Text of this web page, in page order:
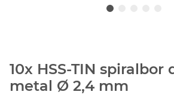
10x HSS-TIN
metal Ø 2,4 mm